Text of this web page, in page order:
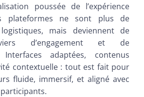
poussée de l’expérience
plateformes ne sont plus de
mais deviennent de
d’engagement et de
Interfaces adaptées, contenus
contextuelle : tout est fait pour
fluide, immersif, et aligné avec